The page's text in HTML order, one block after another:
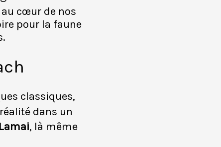
cœur de nos
pour la faune
classiques,
dans un
Lamai, là même